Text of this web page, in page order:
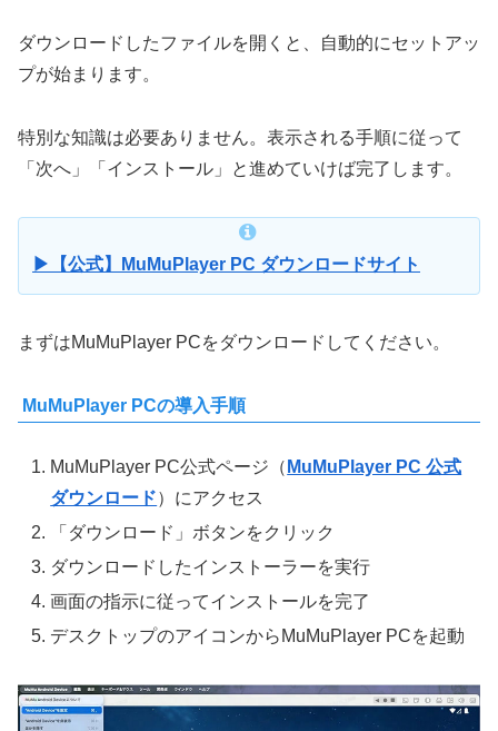
ダウンロードしたファイルを開くと、自動的にセットアッ
プが始まります。
特別な知識は必要ありません。表示される手順に従って
「次へ」「インストール」と進めていけば完了します。
▶【公式】MuMuPlayer PC ダウンロードサイト
まずはMuMuPlayer PCをダウンロードしてください。
MuMuPlayer PCの導入手順
MuMuPlayer PC公式ページ（ MuMuPlayer PC 公式
ダウンロード）にアクセス
「ダウンロード」ボタンをクリック
ダウンロードしたインストーラーを実行
画面の指示に従ってインストールを完了
デスクトップのアイコンからMuMuPlayer PCを起動